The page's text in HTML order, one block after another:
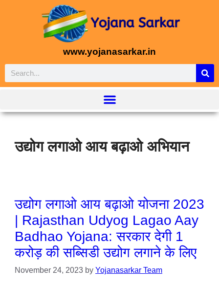
www.yojanasarkar.in
उद्योग लगाओ आय बढ़ाओ अभियान
उद्योग लगाओ आय बढ़ाओ योजना 2023
| Rajasthan Udyog Lagao Aay
Badhao Yojana: सरकार देगी 1
करोड़ की सब्सिडी उद्योग लगाने के लिए
November 24, 2023 by Yojanasarkar Team